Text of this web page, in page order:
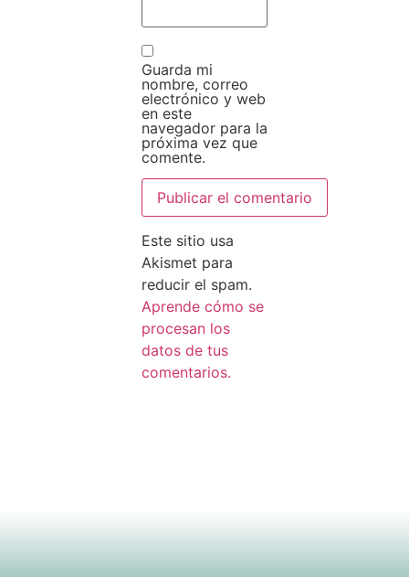
Guarda mi
nombre, correo
electrónico y web
en este
navegador para la
próxima vez que
comente.
Este sitio usa
Akismet para
reducir el spam.
Aprende cómo se
procesan los
datos de tus
comentarios.